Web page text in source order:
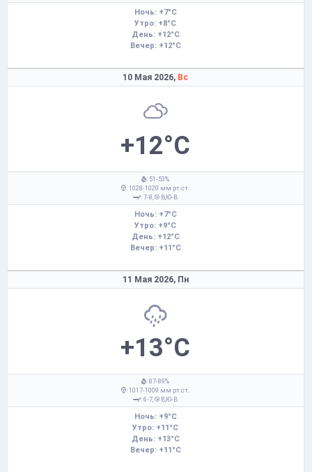
Ночь: +7°C
Утро: +8°C
День: +12°C
Вечер: +12°C
10 Мая 2026, Вс
+12°C
: 51-53%
: 1028-1020 мм рт.ст.
: 7-8,
В,Ю-В
Ночь: +7°C
Утро: +9°C
День: +12°C
Вечер: +11°C
11 Мая 2026, Пн
+13°C
: 87-89%
: 1017-1009 мм рт.ст.
: 6-7,
В,Ю-В
Ночь: +9°C
Утро: +11°C
День: +13°C
Вечер: +11°C